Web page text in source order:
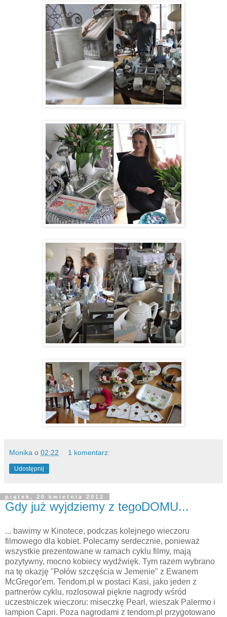
Monika o 02:22 1 komentarz:
Udostępnij
piątek, 20 kwietnia 2012
Gdy już wyjdziemy z tegoDOMU...
... bawimy w Kinotece, podczas kolejnego wieczoru
filmowego dla kobiet. Polecamy serdecznie, ponieważ
wszystkie prezentowane w ramach cyklu filmy, mają
pozytywny, mocno kobiecy wydźwięk. Tym razem wybrano
na tę okazję "Połów szczęścia w Jemenie" z Ewanem
McGregor'em. Tendom.pl w postaci Kasi, jako jeden z
partnerów cyklu, rozlosował piękne nagrody wśród
uczestniczek wieczoru: miseczkę Pearl, wieszak Palermo i
lampion Capri. Poza nagrodami z tendom.pl przygotowano